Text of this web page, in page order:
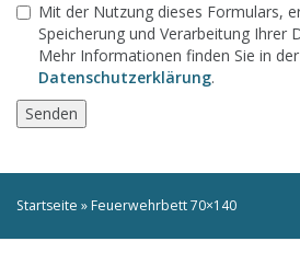
Mit der Nutzung dieses Formulars,
Speicherung und Verarbeitung Ihrer
Mehr Informationen finden Sie in der
Datenschutzerklärung.
Startseite »Feuerwehrbett 70×140